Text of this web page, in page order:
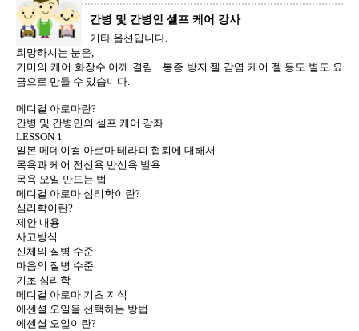
간병 및 간병인 셀프 케어 강사
기타 옵션입니다.
희망하시는 분은,
기미의 케어 화장수 어깨 결림 · 통증 방지 젤 감염 케어 젤 등도 별도 요
금으로 만들 수 있습니다.
메디컬 아로마란?
간병 및 간병인의 셀프 케어 강좌
LESSON 1
일본 메데이컬 아로마 테라피 협회에 대해서
목욕과 케어 전신욕 반신욕 발욕
목욕 오일 만드는 법
메디컬 아로마 심리학이란?
심리학이란?
제안 내용
사고방식
신체의 질병 수준
마음의 질병 수준
기초 심리학
메디컬 아로마 기초 지식
에센셜 오일을 선택하는 방법
에센셜 오일이란?